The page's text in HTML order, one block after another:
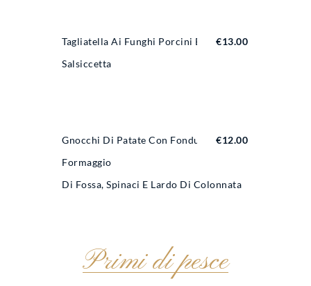
Tagliatella Ai Funghi Porcini E
Salsiccetta
€13.00
Gnocchi Di Patate Con Fonduta Al
Formaggio
Di Fossa, Spinaci E Lardo Di Colonnata
€12.00
Primi di pesce